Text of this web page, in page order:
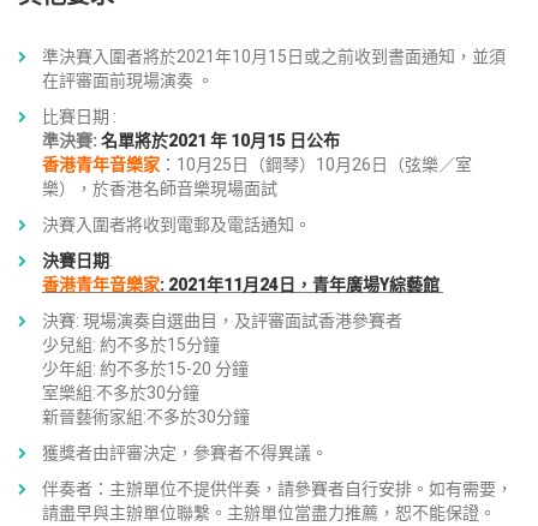
準決賽入圍者將於2021年10月15日或之前收到書面通知，並須
在評審面前現場演奏 。
比賽日期 :
準決賽: 名單將於2021 年 10月15 日公布
香港青年音樂家 ：10月25日（鋼琴）10月26日（弦樂／室
樂），於香港名師音樂現場面試
決賽入圍者將收到電郵及電話通知。
決賽日期:
香港青年音樂家: 2021年11月24日，青年廣場Y綜藝館
決賽: 現場演奏自選曲目，及評審面試香港參賽者
少兒組: 約不多於15分鐘
少年組: 約不多於15-20 分鐘
室樂組:不多於30分鐘
新晉藝術家組:不多於30分鐘
獲獎者由評審決定，參賽者不得異議。
伴奏者：主辦單位不提供伴奏，請參賽者自行安排。如有需要，
請盡早與主辦單位聯繫。主辦單位當盡力推薦，恕不能保證。